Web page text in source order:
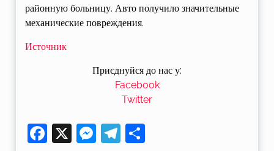
районную больницу. Авто получило значительные
механические повреждения.
Источник
Facebook
X Messenger
Telegram
Приєднуйся до нас у:
Facebook
Twitter